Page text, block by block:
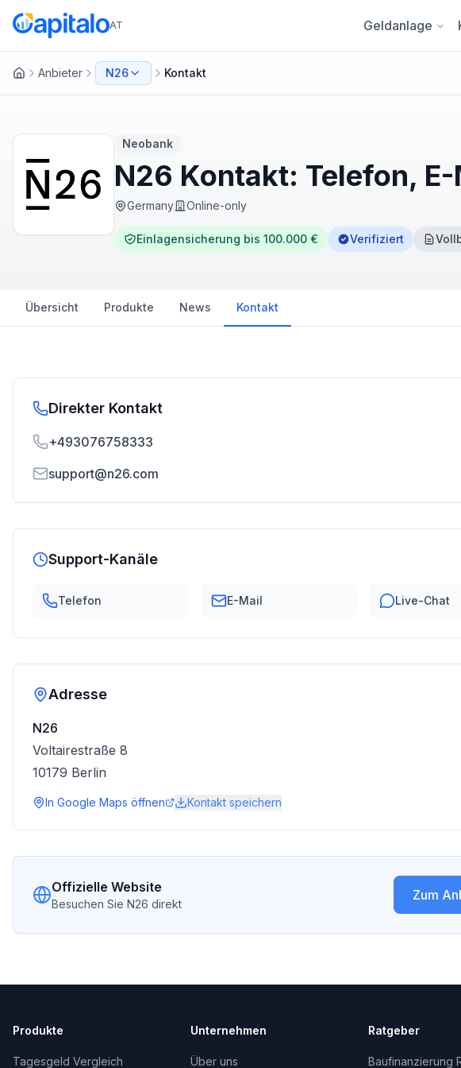
AT Geldanlage
Anbieter N26 Kontakt
Neobank
N26 Kontakt: Telefon,
Germany Online-only
Einlagensicherung bis 100.000 € Verifiziert
Übersicht Produkte News Kontakt
Direkter Kontakt
+493076758333
support@n26.com
Support-Kanäle
Telefon E-Mail Live-Chat
Adresse
N26
Voltairestraße 8
10179 Berlin
In Google Maps öffnen Kontakt speichern
Offizielle Website
Besuchen Sie N26 direkt
Zum
Produkte
Tagesgeld Vergleich
Unternehmen
Über uns
Ratgeber
Baufinanzierung